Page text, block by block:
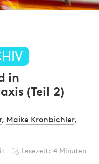
in
(Teil 2)
, Maike Kronbichler,
Lesezeit: 4 Minuten